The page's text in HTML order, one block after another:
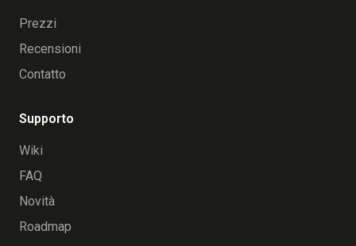
Prezzi
Recensioni
Contatto
Supporto
Wiki
FAQ
Novità
Roadmap